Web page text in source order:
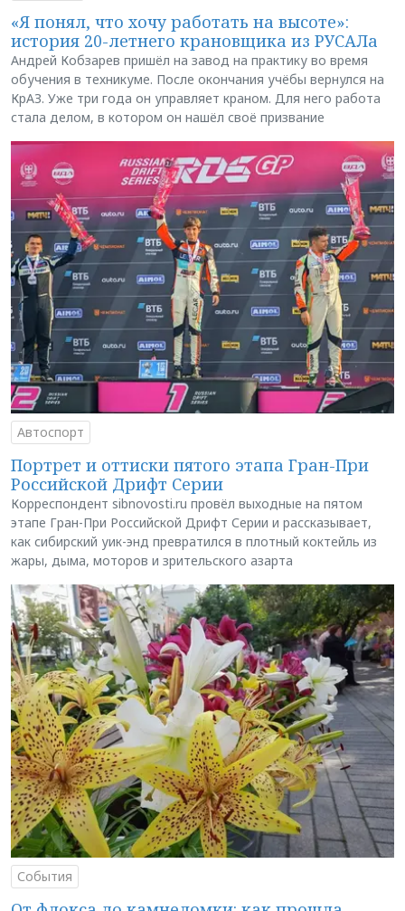
«Я понял, что хочу работать на высоте»:
история 20-летнего крановщика из РУСАЛа
Андрей Кобзарев пришёл на завод на практику во время
обучения в техникуме. После окончания учёбы вернулся на
КрАЗ. Уже три года он управляет краном. Для него работа
стала делом, в котором он нашёл своё призвание
Автоспорт
Портрет и оттиски пятого этапа Гран-При
Российской Дрифт Серии
Корреспондент sibnovosti.ru провёл выходные на пятом
этапе Гран-При Российской Дрифт Серии и рассказывает,
как сибирский уик-энд превратился в плотный коктейль из
жары, дыма, моторов и зрительского азарта
События